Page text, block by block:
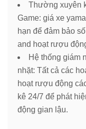
Thường xuyên
Game: giá xe
hạn để đảm bảo
and hoạt rượu
Hệ thống giám
nhặt: Tất cả các
hoạt rượu động
kê 24/7 để phát
động gian lậu.